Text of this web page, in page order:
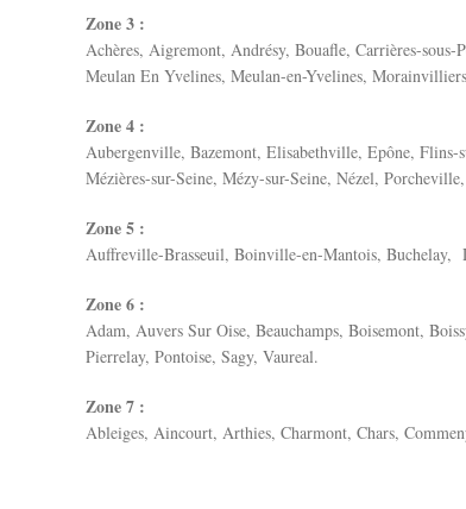
Zone 3 :
Achères, Aigremont, Andrésy, Bouafle, Carrières-
Meulan En Yvelines, Meulan-en-Yvelines,
Zone 4 :
Aubergenville, Bazemont, Elisabethville, Epône,
Mézières-sur-Seine, Mézy-sur-Seine, Nézel,
Zone 5 :
Auffreville-Brasseuil, Boinville-en-Mantois, Buchelay,
Zone 6 :
Adam, Auvers Sur Oise, Beauchamps, Boisemont,
Pierrelay, Pontoise, Sagy, Vaureal.
Zone 7 :
Ableiges, Aincourt, Arthies, Charmont, Chars,